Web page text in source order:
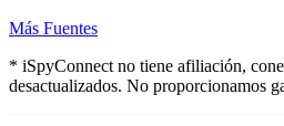
Más Fuentes
* iSpyConnect no tiene afiliación,
desactualizados. No proporcionamos